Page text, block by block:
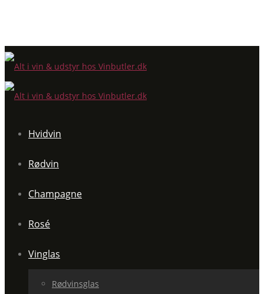
Hvidvin
Rødvin
Champagne
Rosé
Vinglas
Rødvinsglas